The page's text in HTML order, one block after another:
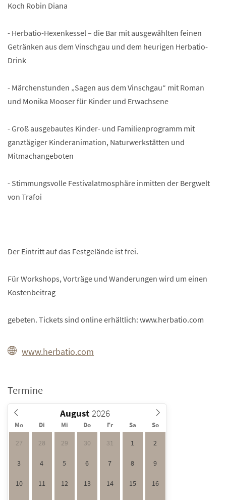
Koch Robin Diana
- Herbatio-Hexenkessel – die Bar mit ausgewählten feinen
Getränken aus dem Vinschgau und dem heurigen Herbatio-
Drink
- Märchenstunden „Sagen aus dem Vinschgau“ mit Roman
und Monika Mooser für Kinder und Erwachsene
- Groß ausgebautes Kinder- und Familienprogramm mit
ganztägiger Kinderanimation, Naturwerkstätten und
Mitmachangeboten
- Stimmungsvolle Festivalatmosphäre inmitten der Bergwelt
von Trafoi
Der Eintritt auf das Festgelände ist frei.
Für Workshops, Vorträge und Wanderungen wird um einen
Kostenbeitrag
gebeten. Tickets sind online erhältlich: www.herbatio.com
www.herbatio.com
Termine
August
Mo Di Mi Do Fr Sa So
27 28 29 30 31 1 2
3 4 5 6 7 8 9
10 11 12 13 14 15 16